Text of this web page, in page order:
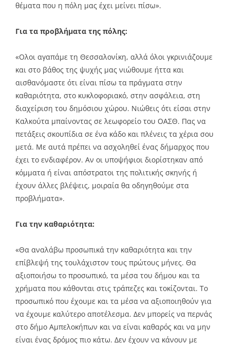
θέματα που η πόλη μας έχει μείνει πίσω».
Για τα προβλήματα της πόλης:
«Ολοι αγαπάμε τη Θεσσαλονίκη, αλλά όλοι γκρινιάζουμε
και στο βάθος της ψυχής μας νιώθουμε ήττα και
αισθανόμαστε ότι είναι πίσω τα πράγματα στην
καθαριότητα, στο κυκλοφοριακό, στην ασφάλεια, στη
διαχείριση του δημόσιου χώρου. Nιώθεις ότι είσαι στην
Καλκούτα μπαίνοντας σε λεωφορείο του ΟΑΣΘ. Πας να
πετάξεις σκουπίδια σε ένα κάδο και πλένεις τα χέρια σου
μετά. Με αυτά πρέπει να ασχοληθεί ένας δήμαρχος που
έχει το ενδιαφέρον. Αν οι υποψήφιοι διορίστηκαν από
κόμματα ή είναι απόστρατοι της πολιτικής σκηνής ή
έχουν άλλες βλέψεις, μοιραία θα οδηγηθούμε στα
προβλήματα».
Για την καθαριότητα:
«Θα αναλάβω προσωπικά την καθαριότητα και την
επίβλεψή της τουλάχιστον τους πρώτους μήνες. Θα
αξιοποιήσω το προσωπικό, τα μέσα του δήμου και τα
χρήματα που κάθονται στις τράπεζες και τοκίζονται. Το
προσωπικό που έχουμε και τα μέσα να αξιοποιηθούν για
να έχουμε καλύτερο αποτέλεσμα. Δεν μπορείς να περνάς
στο δήμο Αμπελοκήπων και να είναι καθαρός και να μην
είναι ένας δρόμος πιο κάτω. Δεν έχουν να κάνουν με